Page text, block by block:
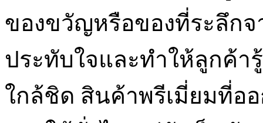
ของขวัญหรือของที่ระลึก
ประทับใจและทำให้ลูกค้า
ใกล้ชิด สินค้าพรีเมี่ยมที่อ